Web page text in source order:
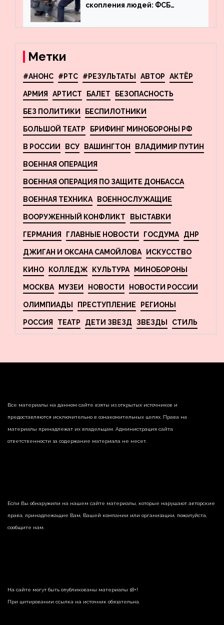
скопления людей: ФСБ
террористов, планировавших
Метки
#АНОНС #РТС #РЕЗУЛЬТАТЫ АВТОР АКТЁР
АРМИЯ АРТИСТ БАЛЕТ БЕЗОПАСНОСТЬ
БЕЗ ПОЛИТИКИ БЕСПИЛОТНИКИ
БОЛЬШОЙ ТЕАТР БРИФИНГ МИНОБОРОНЫ РФ
В РОССИИ ВСУ ВАШИНГТОН ВЛАДИМИР ПУТИН
ВОЕННАЯ ОПЕРАЦИЯ
ВОЕННАЯ ОПЕРАЦИЯ ПО ЗАЩИТЕ ДОНБАССА
ВОЕННАЯ ТЕХНИКА ВОЕННОСЛУЖАЩИЕ
ВООРУЖЕННЫЙ КОНФЛИКТ ВЫСТАВКИ
ГЕРМАНИЯ ГЛАВНЫЕ НОВОСТИ ГОСДУМА ДНР
ДЖИГАН И ОКСАНА САМОЙЛОВА ИСКУССТВО
КИНО КОЛЛЕДЖ КУЛЬТУРА МИНОБОРОНЫ
МОСКВА МУЗЕИ НОВОСТИ НОВОСТИ РОССИИ
ОЛИМПИАДЫ ПРЕСТУПЛЕНИЕ РЕГИОНЫ
РОССИЯ ТЕАТР ДЕТИ ЗВЕЗД ЗВЕЗДЫ СТИЛЬ
Все материалы на данном сайте взяты из открытых источников и
предоставляются исключительно в ознакомительных целях. Права на
материалы принадлежат их владельцам. Администрация сайта
ответственности за содержание материала не несет.
Если Вы обнаружили на нашем сайте материалы, которые нарушают авторские
права, принадлежащие Вам, Вашей компании или организации, пожалуйста,
сообщите нам.
На сайте могут быть опубликованы материалы 18+!
При цитировании ссылка на источник обязательна.